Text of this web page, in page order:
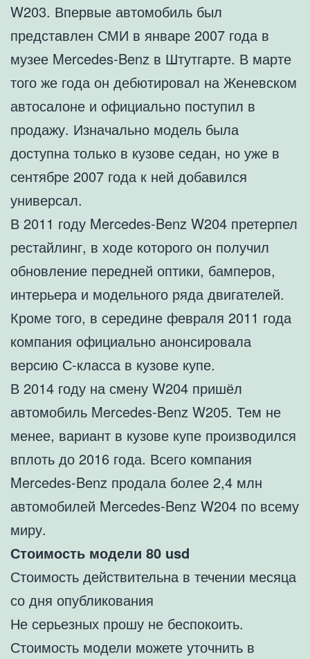
W203. Впервые автомобиль был
представлен СМИ в январе 2007 года в
музее Mercedes-Benz в Штутгарте. В марте
того же года он дебютировал на Женевском
автосалоне и официально поступил в
продажу. Изначально модель была
доступна только в кузове седан, но уже в
сентябре 2007 года к ней добавился
универсал.
В 2011 году Mercedes-Benz W204 претерпел
рестайлинг, в ходе которого он получил
обновление передней оптики, бамперов,
интерьера и модельного ряда двигателей.
Кроме того, в середине февраля 2011 года
компания официально анонсировала
версию С-класса в кузове купе.
В 2014 году на смену W204 пришёл
автомобиль Mercedes-Benz W205. Тем не
менее, вариант в кузове купе производился
вплоть до 2016 года. Всего компания
Mercedes-Benz продала более 2,4 млн
автомобилей Mercedes-Benz W204 по всему
миру.
Стоимость модели 80 usd
Стоимость действительна в течении месяца
со дня опубликования
Не серьезных прошу не беспокоить.
Стоимость модели можете уточнить в